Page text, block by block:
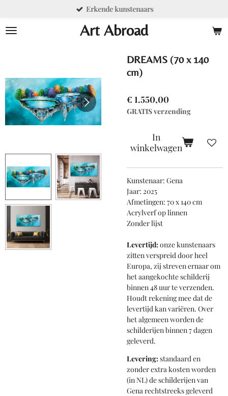
naar
Art Abroad
Erkende kunstenaars
DREAMS (70 x 140
cm)
€ 1.550,00
GRATIS verzending
In
winkelwagen
Kunstenaar: Gena
Jaar: 2025
Afmetingen: 70 x 140 cm
Acrylverf op linnen
Zonder lijst
Levertijd:onze kunstenaars
zitten verspreid door heel
Europa, zij streven ernaar om
het aangekochte schilderij
binnen 48 uur te verzenden.
Houdt rekening mee dat de
levertijd kan variëren. Over
het algemeen worden de
schilderijen binnen 7 dagen
geleverd.
Levering:standaard en
zonder extra kosten worden
(in NL) de schilderijen van
Gena rechtstreeks geleverd